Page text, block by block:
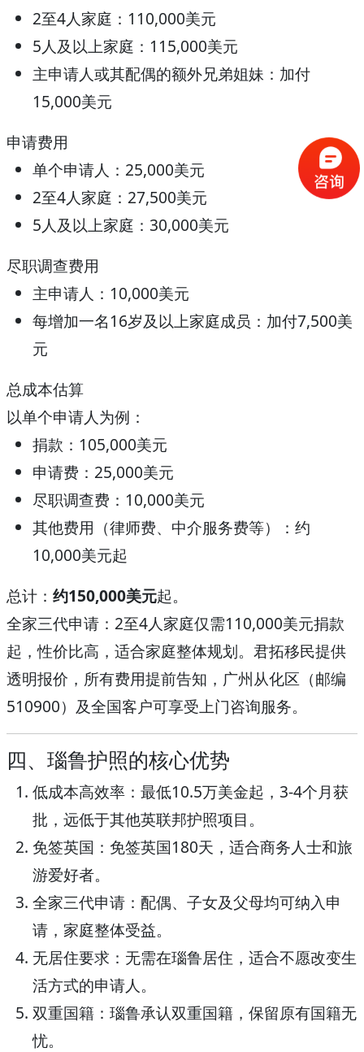
2至4人家庭： 110,000美元
5人及以上家庭： 115,000美元
主申请人或其配偶的额外兄弟姐妹： 加付
15,000美元
申请费用
单个申请人： 25,000美元
2至4人家庭： 27,500美元
5人及以上家庭： 30,000美元
尽职调查费用
主申请人： 10,000美元
每增加一名16岁及以上家庭成员： 加付7,500美
元
总成本估算
以单个申请人为例：
捐款：105,000美元
申请费：25,000美元
尽职调查费：10,000美元
其他费用（律师费、中介服务费等）：约
10,000美元起
总计 ： 约150,000美元起。
全家三代申请 ：2至4人家庭仅需110,000美元捐款
起，性价比高，适合家庭整体规划。 君拓移民提供
透明报价，所有费用提前告知，广州从化区（邮编
510900）及全国客户可享受上门咨询服务。
四、瑙鲁护照的核心优势
低成本高效率 ：最低10.5万美金起，3-4个月获
批，远低于其他英联邦护照项目。
免签英国 ：免签英国180天，适合商务人士和旅
游爱好者。
全家三代申请 ：配偶、子女及父母均可纳入申
请，家庭整体受益。
无居住要求 ：无需在瑙鲁居住，适合不愿改变生
活方式的申请人。
双重国籍 ：瑙鲁承认双重国籍，保留原有国籍无
忧。